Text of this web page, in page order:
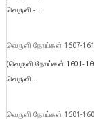
வெருளி -...
வெருளி நோய்கள் 1607-
(வெருளி நோய்கள் 1601-
வெருளி...
வெருளி நோய்கள் 1601-